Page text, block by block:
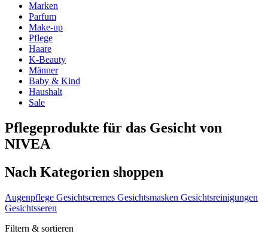
Marken
Parfum
Make-up
Pflege
Haare
K-Beauty
Männer
Baby & Kind
Haushalt
Sale
Pflegeprodukte für das Gesicht von
NIVEA
Nach Kategorien shoppen
Augenpflege Gesichtscremes Gesichtsmasken Gesichtsreinigungen
Gesichtsseren
Filtern & sortieren